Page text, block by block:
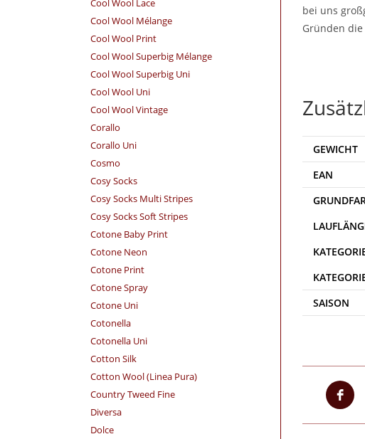
bei uns
Gründen
GEWICHT
EAN
SAISON
Cool Wool Lace
Cool Wool Mélange
Cool Wool Print
Cool Wool Superbig Mélange
Cool Wool Superbig Uni
Cool Wool Uni
Cool Wool Vintage
Corallo
Corallo Uni
Cosmo
Cosy Socks
Cosy Socks Multi Stripes
Cosy Socks Soft Stripes
Cotone Baby Print
Cotone Neon
Cotone Print
Cotone Spray
Cotone Uni
Cotonella
Cotonella Uni
Cotton Silk
Cotton Wool (Linea Pura)
Country Tweed Fine
Diversa
Dolce